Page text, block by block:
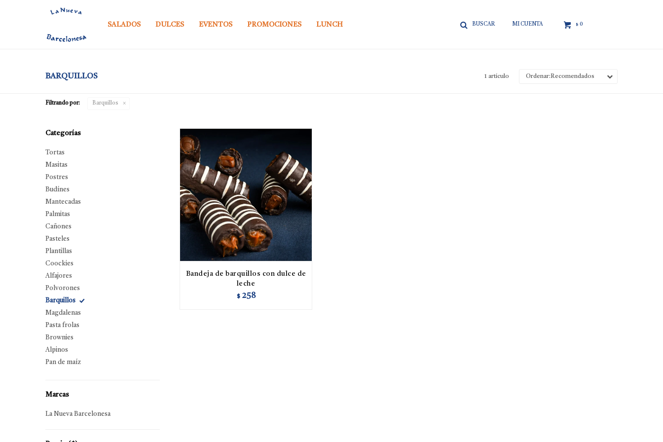
SALADOS DULCES EVENTOS PROMOCIONES LUNCH $ 0
BARQUILLOS 1 artículo Recomendados
Filtrando por: Barquillos
Bandeja de barquillos con dulce de
leche
$ 258
Categorías
Tortas
Masitas
Postres
Budínes
Mantecadas
Palmitas
Cañones
Pasteles
Plantillas
Coockies
Alfajores
Polvorones
Barquillos
Magdalenas
Pasta frolas
Brownies
Alpinos
Pan de maíz
Marcas
La Nueva Barcelonesa